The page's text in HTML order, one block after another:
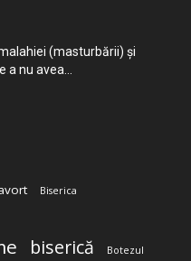
(masturbării) şi
a nu avea...
Biserica
biserică Botezul